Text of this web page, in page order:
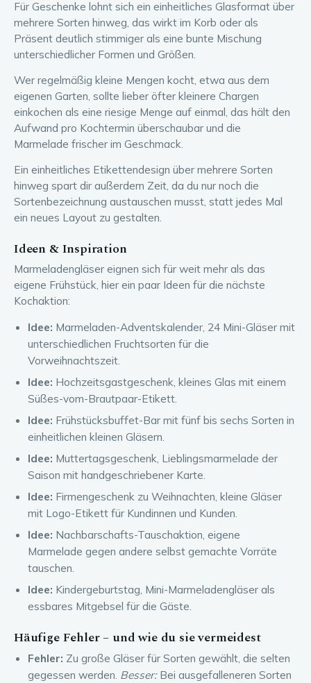
Für Geschenke lohnt sich ein einheitliches Glasformat über
mehrere Sorten hinweg, das wirkt im Korb oder als
Präsent deutlich stimmiger als eine bunte Mischung
unterschiedlicher Formen und Größen.
Wer regelmäßig kleine Mengen kocht, etwa aus dem
eigenen Garten, sollte lieber öfter kleinere Chargen
einkochen als eine riesige Menge auf einmal, das hält den
Aufwand pro Kochtermin überschaubar und die
Marmelade frischer im Geschmack.
Ein einheitliches Etikettendesign über mehrere Sorten
hinweg spart dir außerdem Zeit, da du nur noch die
Sortenbezeichnung austauschen musst, statt jedes Mal
ein neues Layout zu gestalten.
Ideen & Inspiration
Marmeladengläser eignen sich für weit mehr als das
eigene Frühstück, hier ein paar Ideen für die nächste
Kochaktion:
Idee: Marmeladen-Adventskalender, 24 Mini-Gläser mit
unterschiedlichen Fruchtsorten für die
Vorweihnachtszeit.
Idee: Hochzeitsgastgeschenk, kleines Glas mit einem
Süßes-vom-Brautpaar-Etikett.
Idee: Frühstücksbuffet-Bar mit fünf bis sechs Sorten in
einheitlichen kleinen Gläsern.
Idee: Muttertagsgeschenk, Lieblingsmarmelade der
Saison mit handgeschriebener Karte.
Idee: Firmengeschenk zu Weihnachten, kleine Gläser
mit Logo-Etikett für Kundinnen und Kunden.
Idee: Nachbarschafts-Tauschaktion, eigene
Marmelade gegen andere selbst gemachte Vorräte
tauschen.
Idee: Kindergeburtstag, Mini-Marmeladengläser als
essbares Mitgebsel für die Gäste.
Häufige Fehler – und wie du sie vermeidest
Fehler: Zu große Gläser für Sorten gewählt, die selten
gegessen werden. Besser:Bei ausgefalleneren Sorten